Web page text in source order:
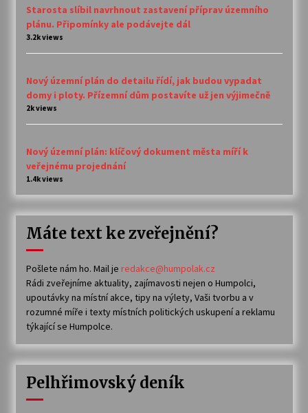
Starosta slíbil navrhnout zastavení příprav územního
plánu. Připomínky ale podávejte dál
3.2k views
Nový územní plán do detailu řídí, jak budou vypadat
domy i ploty. Přízemní dům postavíte už jen výjimečně
2k views
Nový územní plán: klíčový dokument města míří k
veřejnému projednání
1.4k views
Máte text ke zveřejnění?
Pošlete nám ho. Mail je redakce@humpolak.cz
Rádi zveřejníme aktuality, zajímavosti nejen o Humpolci,
upoutávky na místní akce, tipy na výlety, Vaši tvorbu a v
rozumné míře i texty místních politických uskupení a reklamu
týkající se Humpolce.
Pelhřimovský deník